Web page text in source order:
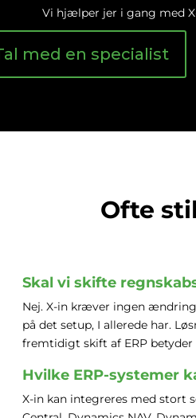
Vi hjælper jer i gang med
med en specialist
Ofte
Skal vi skifte
Nej. X-in kræver ingen
på det setup, I allerede har.
fremtidigt skift af ERP betyder
Hvilke ERP-systemer
X-in kan integreres med stort